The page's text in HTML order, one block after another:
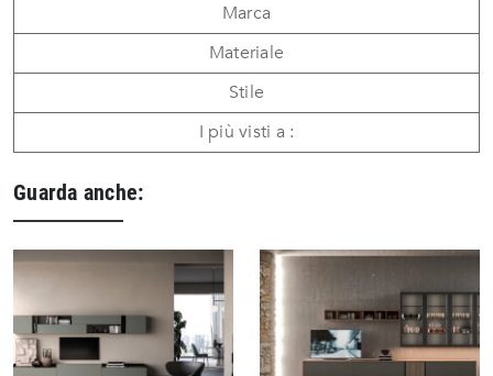
Marca
Materiale
Stile
I più visti a :
Guarda anche: